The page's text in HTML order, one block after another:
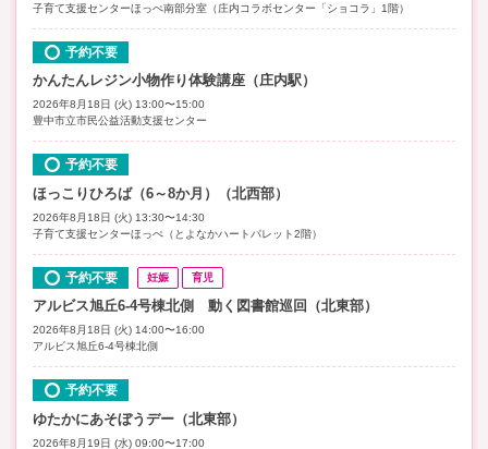
子育て支援センターほっぺ南部分室（庄内コラボセンター「ショコラ」1階）
予約不要
かんたんレジン小物作り体験講座（庄内駅）
2026年8月18日 (火) 13:00〜15:00
豊中市立市民公益活動支援センター
予約不要
ほっこりひろば（6～8か月）（北西部）
2026年8月18日 (火) 13:30〜14:30
子育て支援センターほっぺ（とよなかハートパレット2階）
予約不要 妊娠 育児
アルビス旭丘6-4号棟北側 動く図書館巡回（北東部）
2026年8月18日 (火) 14:00〜16:00
アルビス旭丘6-4号棟北側
予約不要
ゆたかにあそぼうデー（北東部）
2026年8月19日 (水) 09:00〜17:00